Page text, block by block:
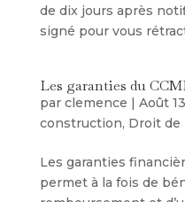
de dix jours après
signé pour vous
Les garanties du
par clemence | Août
construction, Droit de
Les garanties
permet à la fois de